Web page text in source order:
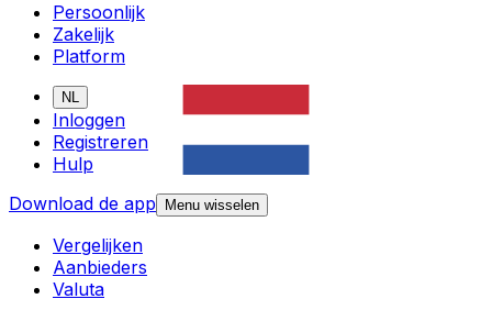
Persoonlijk
Zakelijk
Platform
NL
Inloggen
Registreren
Hulp
Download de app
Menu wisselen
Vergelijken
Aanbieders
Valuta